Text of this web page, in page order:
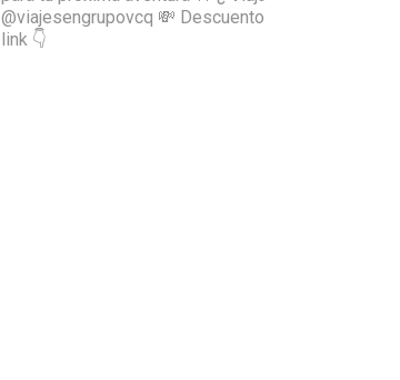
@viajesengrupovcq 💸 Descuentos y tips en el
link 👇